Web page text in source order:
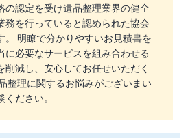
の認定を受け遺品整理業界の健全
務を行っていると認められた協会
。 明瞭で分かりやすいお見積書を
に必要なサービスを組み合わせる
削減し、安心してお任せいただく
整理に関するお悩みがございまい
ださい。